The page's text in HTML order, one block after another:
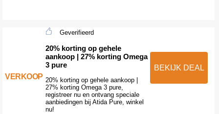
VERKOOP
Geverifieerd
20% korting op gehele
aankoop | 27% korting Omega
3 pure
20% korting op gehele aankoop |
27% korting Omega 3 pure,
registreer nu en ontvang speciale
aanbiedingen bij Atida Pure, winkel
nu!
BEKIJK DEAL